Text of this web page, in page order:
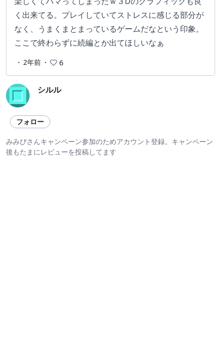
く出来てる。プレイしていてストレスに感じる部分が
なく、うまくまとまっているゲームだなという印象。
ここで終わらずに続編とか出てほしいなぁ
・ 2年前 ・ 6
シルル
フォロー
みみぴさんキャンペーン参加のためアカウント登録。キャンペーン
後もたまにレビューを投稿してます